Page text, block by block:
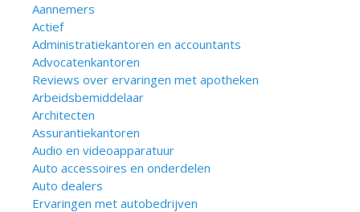
Aannemers
Actief
Administratiekantoren en accountants
Advocatenkantoren
Reviews over ervaringen met apotheken
Arbeidsbemiddelaar
Architecten
Assurantiekantoren
Audio en videoapparatuur
Auto accessoires en onderdelen
Auto dealers
Ervaringen met autobedrijven